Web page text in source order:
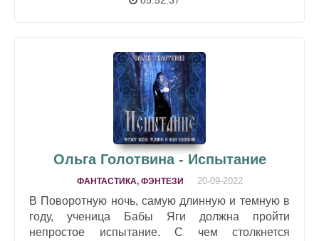
Ольга Голотвина - Испытание
ФАНТАСТИКА, ФЭНТЕЗИ 20-09-2022
В Поворотную ночь, самую длинную и темную в
году, ученица Бабы Яги должна пройти
непростое испытание. С чем столкнется